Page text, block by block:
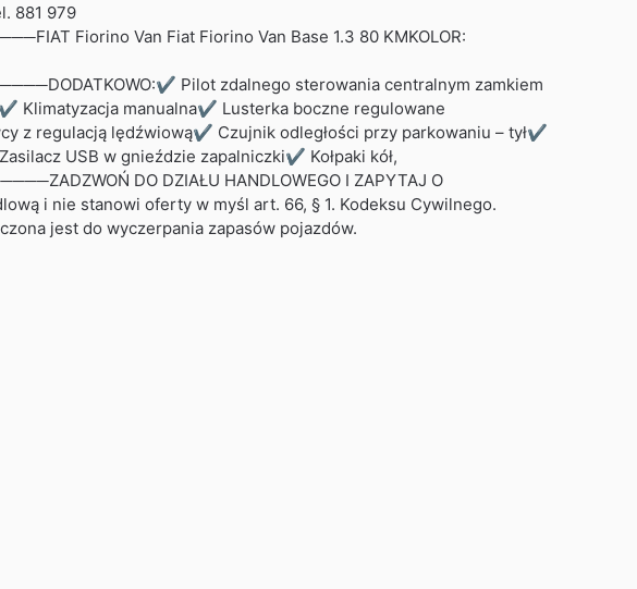
881 979
Van Fiat Fiorino Van Base 1.3 80 KMKOLOR:
Pilot zdalnego sterowania centralnym zamkiem
manualna✔ Lusterka boczne regulowane
regulacją lędźwiową✔ Czujnik odległości przy parkowaniu – tył✔
USB w gnieździe zapalniczki✔ Kołpaki kół,
DO DZIAŁU HANDLOWEGO I ZAPYTAJ O
i nie stanowi oferty w myśl art. 66, § 1. Kodeksu Cywilnego.
jest do wyczerpania zapasów pojazdów.